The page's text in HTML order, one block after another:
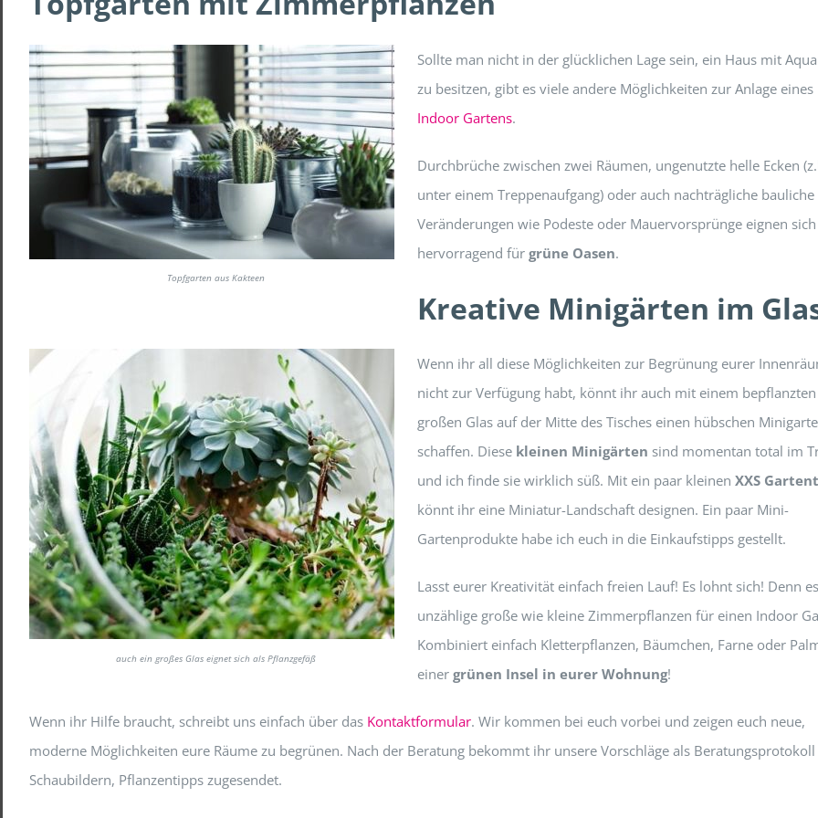
Topfgarten aus Kakteen
Sollte man nicht in der glücklichen Lage sein, ein Haus mit
zu besitzen, gibt es viele andere Möglichkeiten zur Anlage eines
Indoor Gartens.
Durchbrüche zwischen zwei Räumen, ungenutzte helle Ecken
unter einem Treppenaufgang) oder auch nachträgliche bauliche
Veränderungen wie Podeste oder Mauervorsprünge eignen sich
hervorragend für grüne Oasen.
Kreative Minigärten im
auch ein großes Glas eignet sich als Pflanzgefäß
Wenn ihr all diese Möglichkeiten zur Begrünung eurer
nicht zur Verfügung habt, könnt ihr auch mit einem bepflanzten
großen Glas auf der Mitte des Tisches einen hübschen
schaffen. Diese kleinen Minigärten sind momentan total im
und ich finde sie wirklich süß. Mit ein paar kleinen XXS
könnt ihr eine Miniatur-Landschaft designen. Ein paar Mini-
Gartenprodukte habe ich euch in die Einkaufstipps gestellt.
Lasst eurer Kreativität einfach freien Lauf! Es lohnt sich! Denn
unzählige große wie kleine Zimmerpflanzen für einen Indoor
Kombiniert einfach Kletterpflanzen, Bäumchen, Farne oder
einer grünen Insel in eurer Wohnung!
Wenn ihr Hilfe braucht, schreibt uns einfach über das Kontaktformular. Wir kommen bei euch vorbei und zeigen euch neue,
moderne Möglichkeiten eure Räume zu begrünen. Nach der Beratung bekommt ihr unsere Vorschläge als
Schaubildern, Pflanzentipps zugesendet.